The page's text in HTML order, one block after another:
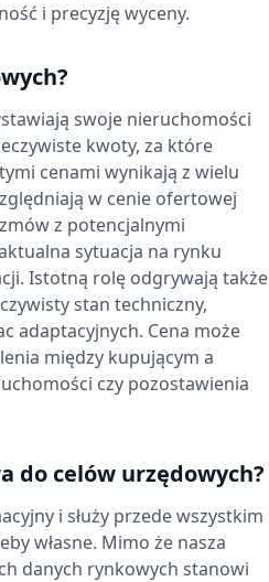
i precyzję wyceny.
swoje nieruchomości
kwoty, za które
cenami wynikają z wielu
w cenie ofertowej
z potencjalnymi
sytuacja na rynku
Istotną rolę odgrywają także
stan techniczny,
adaptacyjnych. Cena może
między kupującym a
czy pozostawienia
do celów urzędowych?
i służy przede wszystkim
własne. Mimo że nasza
danych rynkowych stanowi